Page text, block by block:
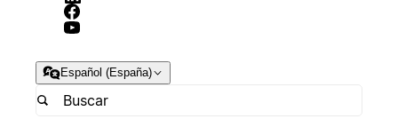
Español (España)